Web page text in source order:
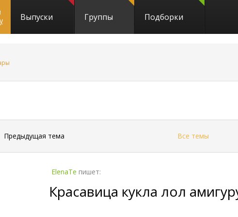
Выпуски Группы Подборки
Предыдущая тема Все темы
ElenaTe пишет:
Красавица кукла лол